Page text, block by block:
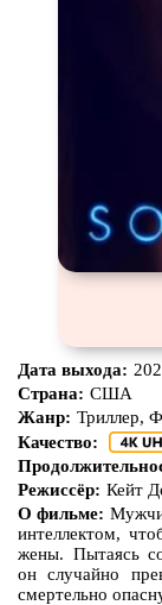
Про гангстеров
Про деревню
Про драконов
Про корабли и
лодки
Про любовь
Про мафию
Про пиратов
Про
Про рыцарей
Дата выхода:
Страна: США
Жанр: Триллер,
Качество:
Режиссёр: Кейт
О фильме:
интеллектом,
жены. Пытаясь
он случайно
смертельно